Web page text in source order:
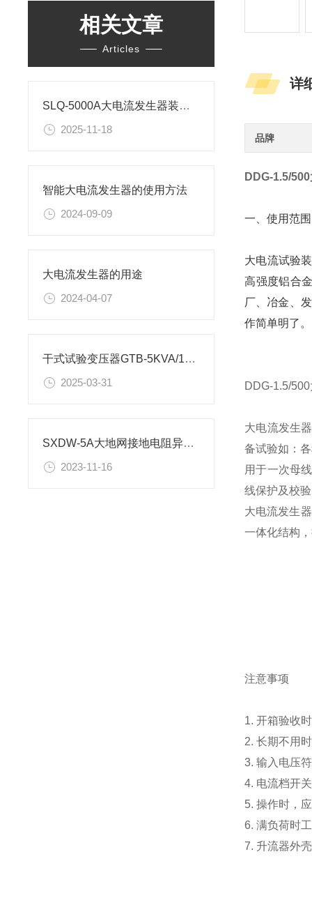
相关文章
Articles
SLQ-5000A大电流发生器装置组成部分及安全操作规程
2025-11-18
智能大电流发生器的使用方法
2024-09-09
大电流发生器的用途
2024-04-07
干式试验变压器GTB-5KVA/100KV的应用场景
2025-03-31
SXDW-5A大地网接地电阻异频测量步骤分析
2023-11-16
详
品牌
DDG-1.5/
一、使用范
大电流试验
高强度铝合
厂、冶金、
作简单明了
DDG-1.5/
大电流发生
备试验如：
用于一次母
线保护及校
大电流发生
一体化结构
注意事项
1. 开箱验收
2. 长期不用
3. 输入电压
4. 电流档开
5. 操作时，
6. 满负荷时
7. 升流器外